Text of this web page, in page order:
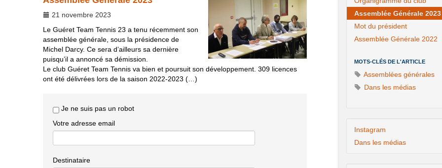
21 novembre 2023
Le Guéret Team Tennis 23 a tenu récemment son
assemblée générale, sous la présidence de
Michel Darcy. Ce sera d’ailleurs sa dernière
puisqu’il a annoncé sa démission.
Le club Guéret Team Tennis va bien et poursuit son développement. 309 licences
ont été délivrées lors de la saison 2022-2023 (…)
Je ne suis pas un robot
Votre adresse email
Destinataire
Assemblée Générale 2023
Mot du président
Assemblée Générale 2022
MOTS-CLÉS DE L'ARTICLE
Assemblées générales
Dans les médias
Instagram
Dans les médias